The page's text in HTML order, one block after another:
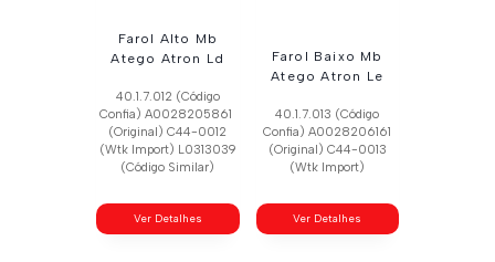
Farol Alto Mb
Atego Atron Ld
40.1.7.012 (Código
Confia) A0028205861
(Original) C44-0012
(Wtk Import) L0313039
(Código Similar)
Ver Detalhes
Farol Baixo Mb
Atego Atron Le
40.1.7.013 (Código
Confia) A0028206161
(Original) C44-0013
(Wtk Import)
Ver Detalhes